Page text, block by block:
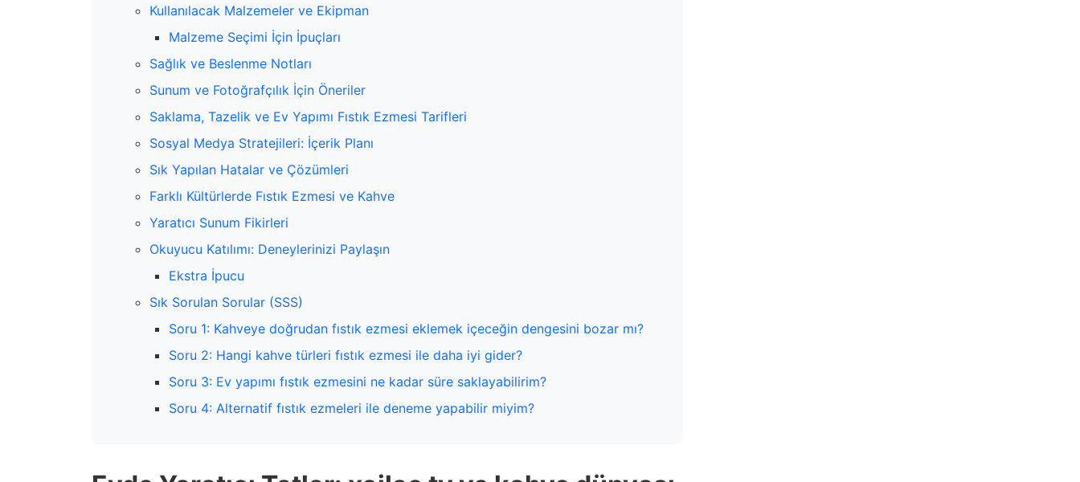
Kullanılacak Malzemeler ve Ekipman
Malzeme Seçimi İçin İpuçları
Sağlık ve Beslenme Notları
Sunum ve Fotoğrafçılık İçin Öneriler
Saklama, Tazelik ve Ev Yapımı Fıstık Ezmesi Tarifleri
Sosyal Medya Stratejileri: İçerik Planı
Sık Yapılan Hatalar ve Çözümleri
Farklı Kültürlerde Fıstık Ezmesi ve Kahve
Yaratıcı Sunum Fikirleri
Okuyucu Katılımı: Deneylerinizi Paylaşın
Ekstra İpucu
Sık Sorulan Sorular (SSS)
Soru 1: Kahveye doğrudan fıstık ezmesi eklemek içeceğin dengesini bozar mı?
Soru 2: Hangi kahve türleri fıstık ezmesi ile daha iyi gider?
Soru 3: Ev yapımı fıstık ezmesini ne kadar süre saklayabilirim?
Soru 4: Alternatif fıstık ezmeleri ile deneme yapabilir miyim?